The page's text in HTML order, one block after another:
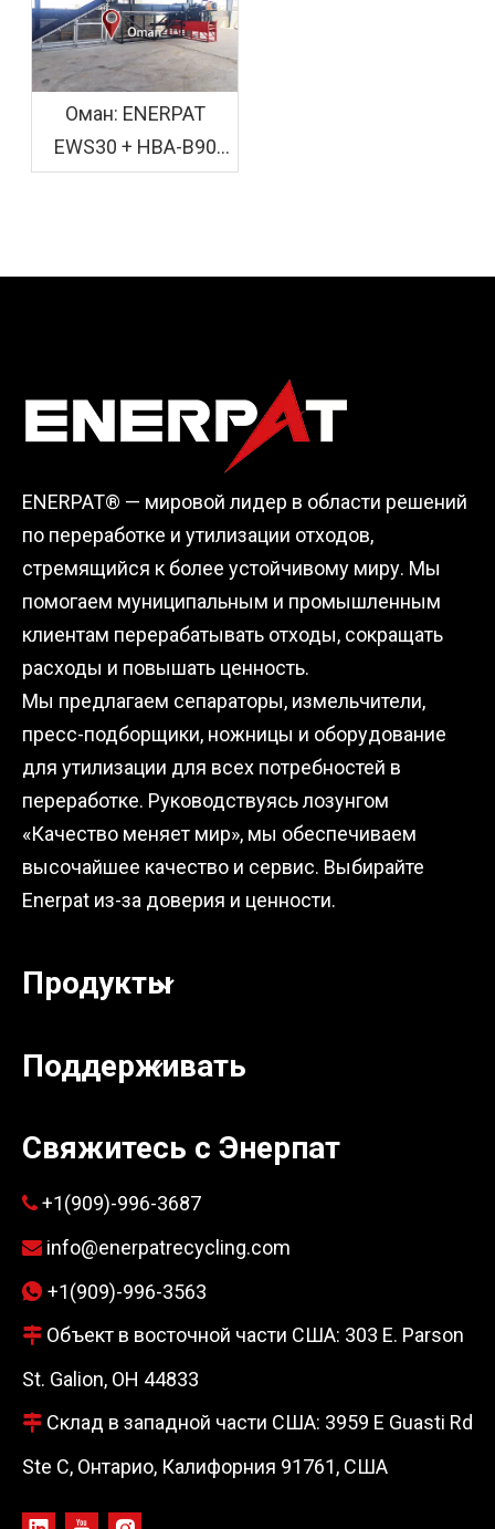
Оман: ENERPAT
EWS30 + HBA-B90
Установлено
древесины в мешки
ENERPAT® — мировой лидер в области решений
по переработке и утилизации отходов,
стремящийся к более устойчивому миру. Мы
помогаем муниципальным и промышленным
клиентам перерабатывать отходы, сокращать
расходы и повышать ценность.
Мы предлагаем сепараторы, измельчители,
пресс-подборщики, ножницы и оборудование
для утилизации для всех потребностей в
переработке. Руководствуясь лозунгом
«Качество меняет мир», мы обеспечиваем
высочайшее качество и сервис. Выбирайте
Enerpat из-за доверия и ценности.
Продукты
Поддерживать
Свяжитесь с Энерпат
 +1(909)-996-3687
 info@enerpatrecycling.com
 +1(909)-996-3563
 Объект в восточной части США: 303 E. Parson
St. Galion, OH 44833
 Склад в западной части США: 3959 E Guasti Rd
Ste C, Онтарио, Калифорния 91761, США